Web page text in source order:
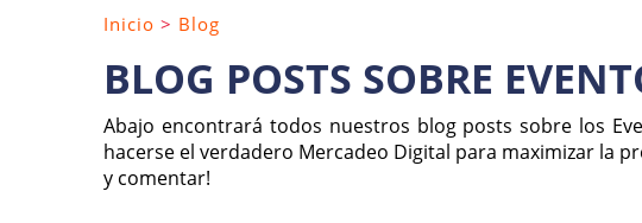
BLOG POSTS SOBRE
Inicio > Blog
Abajo encontrará todos nuestros blog posts sobre los
hacerse el verdadero Mercadeo Digital para maximizar la
y comentar!